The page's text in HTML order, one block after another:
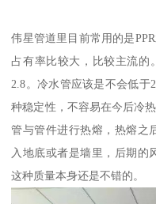
伟星管道里目前常用的是
占有率比较大，比较主流的
2.8。冷水管应该是不会低于
种稳定性，不容易在今后冷
管与管件进行热熔，热熔之
入地底或者是墙里，后期的
这种质量本身还是不错的。